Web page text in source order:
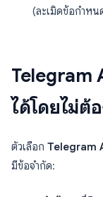
(ละเมิดข้อกำหน
Telegram
ได้โดยไม่ต้
ตัวเลือก Telegram
มีข้อจำกัด: